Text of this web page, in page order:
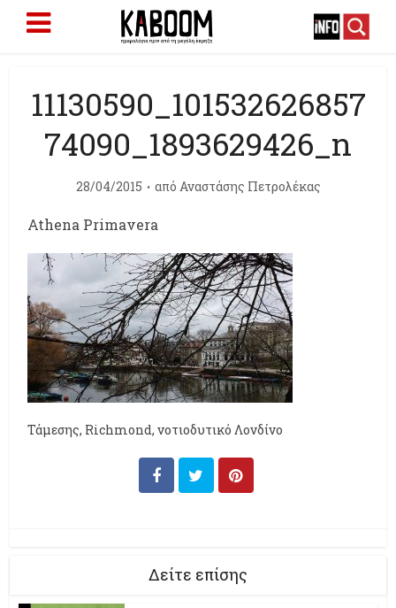
11130590_101532626857
74090_1893629426_n
28/04/2015 από Αναστάσης Πετρολέκας
Athena Primavera
Τάμεσης, Richmond, νοτιοδυτικό Λονδίνο
Δείτε επίσης